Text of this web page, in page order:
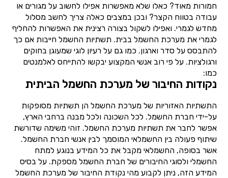
חמורות מאוד? כאלו שלא מאפשרות אפילו לחשוב על מגורים או
עבודה בטווח הקצר? ובכן במצבים כאלה צריך לחשב מסלול
מחדש לגמרי. ואפילו לשקול בצורה רצינית את האפשרות להחליף
לגמרי את מערכת החשמל בבית. תשתיות החשמל חייבות אם כך
להתבסס על סדר וארגון. כמו גם על רעיון לוגי שמעוגן בחוקים
ורגולציות. על פי רוב אנשי המקצוע יבקשו להתייחס לאלמנטים
כמו:
נקודות החיבור של מערכת החשמל הביתית
התשתיות האזוריות של מערכת החשמל הן תשתיות מסופקות
על-ידי חברת החשמל. לכל השכונה ולכל מבנה ברחבי הארץ,
אפשר לחבר את תשתיות מערכת החשמל. זוהי משימה שדורשת
שיתוף פעולה בין החשמלאי המוסמך לבין אנשי חברת החשמל.
אשר בסופה, החשמלאי מקבל את כל המידע בנוגע למתח
החשמלי ולסוגי החיבורים של חברת החשמל מספקת. על בסיס
המידע הזה, ניתן לקבוע מהי נקודת החיבור של מערכת החשמל